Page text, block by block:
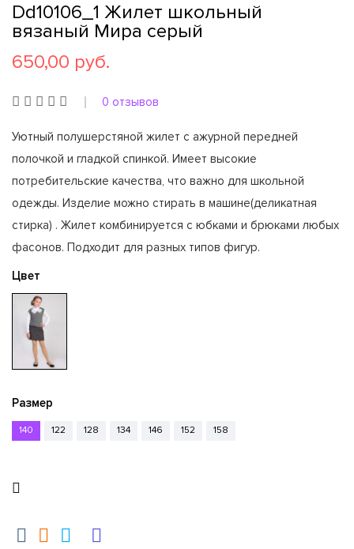
Dd10106_1 Жилет школьный
вязаный Мира серый
650,00 руб.
0 отзывов
Уютный полушерстяной жилет с ажурной передней
полочкой и гладкой спинкой. Имеет высокие
потребительские качества, что важно для школьной
одежды. Изделие можно стирать в машине(деликатная
стирка) . Жилет комбинируется с юбками и брюками любых
фасонов. Подходит для разных типов фигур.
Цвет
Размер
140 122 128 134 146 152 158